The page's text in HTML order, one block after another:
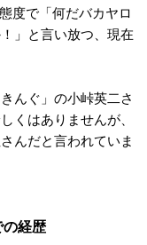
度で「何だバカヤロ
」と言い放つ、現在
んぐ」の小峠英二さ
くはありませんが、
んだと言われていま
の経歴